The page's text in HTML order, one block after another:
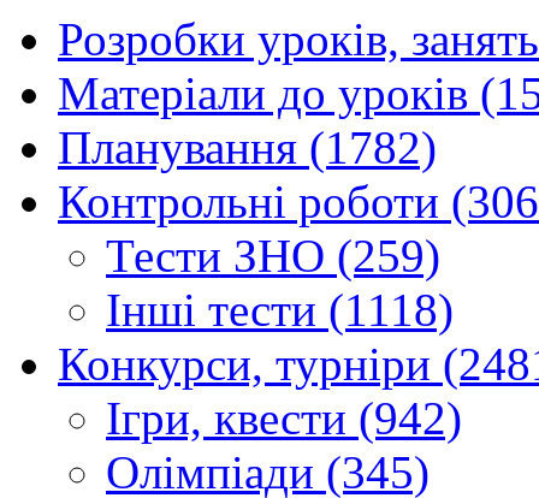
Розробки уроків,
Матеріали до уроків
Планування (1782)
Контрольні роботи
Тести ЗНО (259)
Інші тести (1118)
Конкурси, турніри
Ігри, квести (942)
Олімпіади (345)